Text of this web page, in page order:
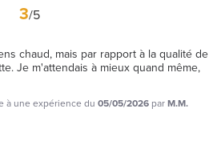
3/5
chaud, mais par rapport à la qualité de
Je m'attendais à mieux quand même,
à une expérience du 05/05/2026 parM.M.